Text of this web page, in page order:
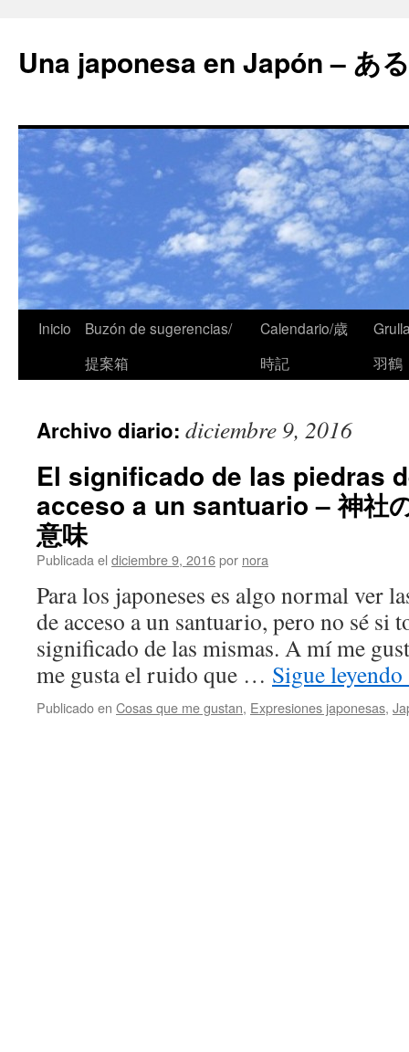
Una japonesa en Japón – あ
Inicio
Buzón de sugerencias/
提案箱
Calendario/歳
時記
羽鶴
Archivo diario: diciembre 9, 2016
El significado de las piedras
acceso a un santuario – 神社
意味
Publicada el diciembre 9, 2016por nora
Para los japoneses es algo normal ver
de acceso a un santuario, pero no sé si
significado de las mismas. A mí me
me gusta el ruido que … Sigue leyendo
Publicado en Cosas que me gustan, Expresiones japonesas,